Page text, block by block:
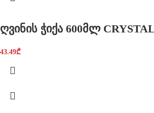
ღვინის ჭიქა 600მლ
43.49₾